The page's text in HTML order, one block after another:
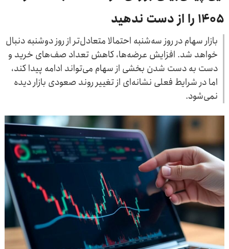
۱۴۰۵ را از دست ندهید
بازار سهام در روز سه‌شنبه احتمالا متعادل‌تر از روز دوشنبه دنبال
خواهد شد. افزایش عرضه‌ها، کاهش تعداد صف‌های خرید و
دست به دست شدن بخشی از سهام می‌تواند ادامه پیدا کند،
اما در شرایط فعلی نشانه‌ای از تغییر روند صعودی بازار دیده
نمی‌شود.